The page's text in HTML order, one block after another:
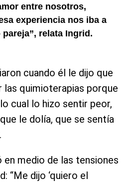
entre nosotros,
experiencia nos iba a
relata Ingrid.
cuando él le dijo que
las quimioterapias porque
cual lo hizo sentir peor,
le dolía, que se sentía
en medio de las tensiones
“Me dijo ‘quiero el